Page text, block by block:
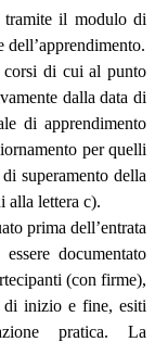
tramite il modulo di
corsi di cui al punto
dalla data di
di apprendimento
per quelli
superamento della
alla lettera c).
prima dell’entrata
documentato
(con firme),
di inizio e fine, esiti
pratica. La